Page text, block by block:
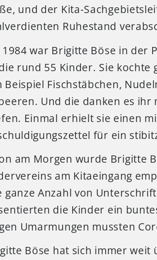
und der Kita-
Ruhestand
1984 war Brigitte Böse in der
rund 55 Kinder. Sie kochte
Beispiel Fischstäbchen,
Und die danken es
Einmal erhielt sie einen
für ein
am Morgen wurde Brigitte
am Kitaeingang
ganze Anzahl von
die Kinder ein
Umarmungen mussten
Böse hat sich immer